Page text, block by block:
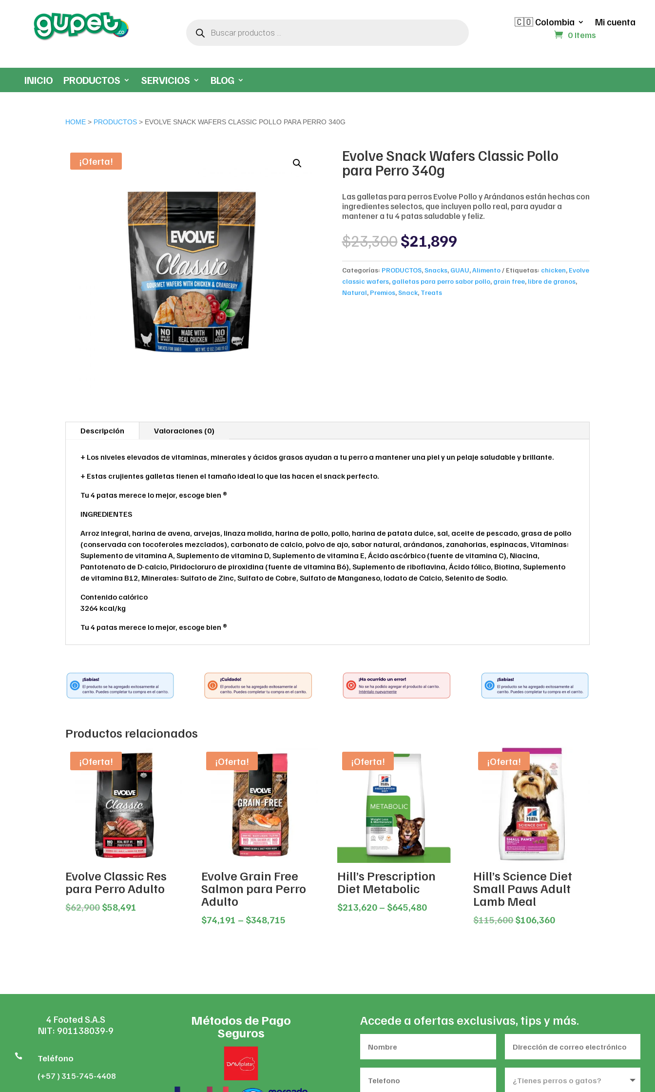
productos
🇨🇴 Colombia Mi cuenta
0 Items
INICIO PRODUCTOS SERVICIOS BLOG
HOME > PRODUCTOS > EVOLVE SNACK WAFERS CLASSIC POLLO PARA PERRO 340G
¡Oferta! Evolve Snack Wafers Classic Pollo
para Perro 340g
Las galletas para perros Evolve Pollo y Arándanos están hechas con
ingredientes selectos, que incluyen pollo real, para ayudar a
mantener a tu 4 patas saludable y feliz.
$23,300Original
price
was:
$23,300.
$21,899Current
is:
$21,899.
Categorías: PRODUCTOS,Snacks, GUAU,Alimento Etiquetas: chicken, Evolve
classic wafers, galletas para perro sabor pollo, grain free, libre de granos,
Natural, Premios,Snack, Treats
Descripción Valoraciones (0)
+ Los niveles elevados de vitaminas, minerales y ácidos grasos ayudan a tu perro a mantener una piel y un pelaje saludable y brillante.
+ Estas crujientes galletas tienen el tamaño ideal lo que las hacen el snack perfecto.
Tu 4 patas merece lo mejor, escoge bien ®
INGREDIENTES
Arroz integral, harina de avena, arvejas, linaza molida, harina de pollo, pollo, harina de patata dulce, sal, aceite de pescado, grasa de pollo
(conservada con tocoferoles mezclados), carbonato de calcio, polvo de ajo, sabor natural, arándanos, zanahorias, espinacas, Vitaminas:
Suplemento de vitamina A, Suplemento de vitamina D, Suplemento de vitamina E, Ácido ascórbico (fuente de vitamina C), Niacina,
Pantotenato de D-calcio, Piridocloruro de piroxidina (fuente de vitamina B6), Suplemento de riboflavina, Ácido fólico, Biotina, Suplemento
de vitamina B12, Minerales: Sulfato de Zinc, Sulfato de Cobre, Sulfato de Manganeso, Iodato de Calcio, Selenito de Sodio.
Contenido calórico
3264 kcal/kg
Tu 4 patas merece lo mejor, escoge bien ®
Productos relacionados
¡Oferta!
Evolve Classic Res
para Perro Adulto
$62,900Original
$58,491
¡Oferta!
Evolve Grain Free
Salmon para Perro
Adulto
$74,191 – $348,715
¡Oferta!
Hill’s Prescription
Diet Metabolic
$213,620 – $645,480Price
¡Oferta!
Hill’s Science Diet
Small Paws Adult
Lamb Meal
$115,600 Original
$106,360Current
4 Footed S.A.S
NIT: 901138039-9
 Teléfono
(+57 ) 315-745-4408
Métodos de Pago
Seguros
Accede a ofertas exclusivas, tips y más.